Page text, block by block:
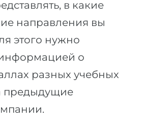
в какие
направления вы
этого нужно
о
разных учебных
предыдущие